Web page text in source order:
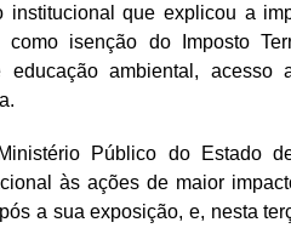
institucional que explicou a
como isenção do Imposto
ambiental, acesso
Público do Estado
às ações de maior
a sua exposição, e, nesta